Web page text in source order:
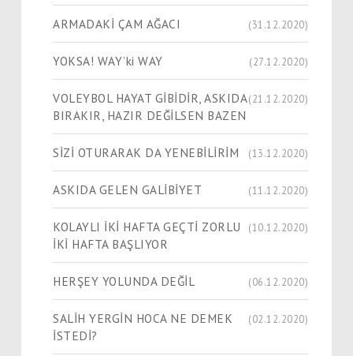
ARMADAKİ ÇAM AĞACI (31.12.2020)
YOKSA! WAY’ki WAY (27.12.2020)
VOLEYBOL HAYAT GİBİDİR, ASKIDA
BIRAKIR, HAZIR DEĞİLSEN BAZEN
(21.12.2020)
SİZİ OTURARAK DA YENEBİLİRİM (13.12.2020)
ASKIDA GELEN GALİBİYET (11.12.2020)
KOLAYLI İKİ HAFTA GEÇTİ ZORLU
İKİ HAFTA BAŞLIYOR
(10.12.2020)
HERŞEY YOLUNDA DEĞİL (06.12.2020)
SALİH YERGİN HOCA NE DEMEK
İSTEDİ?
(02.12.2020)